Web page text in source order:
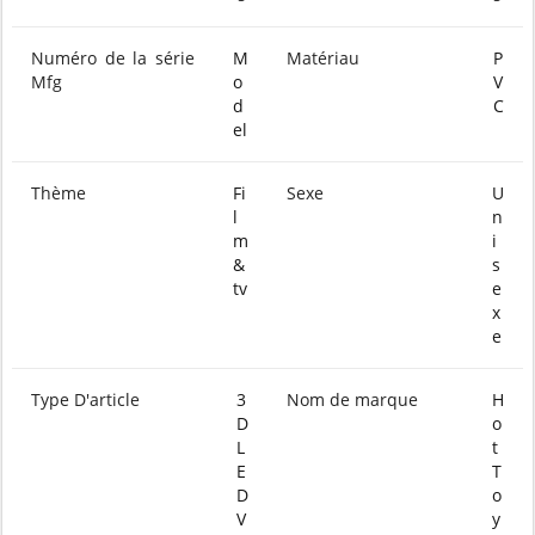
Numéro de la série
Mfg
M
o
d
el
Matériau
P
V
C
Thème
Fi
l
m
&
tv
Sexe
U
n
i
s
e
x
e
Type D'article
3
D
L
E
D
V
Nom de marque
H
o
t
T
o
y